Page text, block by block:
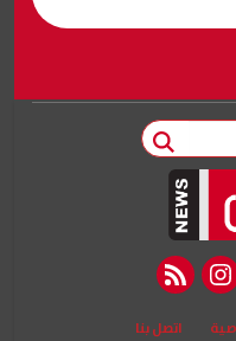
instagram
rss feed
اتصل بنا